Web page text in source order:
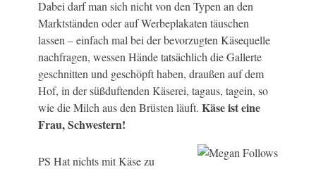
Dabei darf man sich nicht von den Typen an den
Marktständen oder auf Werbeplakaten täuschen
lassen – einfach mal bei der bevorzugten Käsequelle
nachfragen, wessen Hände tatsächlich die Gallerte
geschnitten und geschöpft haben, draußen auf dem
Hof, in der süßduftenden Käserei, tagaus, tagein, so
wie die Milch aus den Brüsten läuft. Käse ist eine
Frau, Schwestern!
PS Hat nichts mit Käse zu